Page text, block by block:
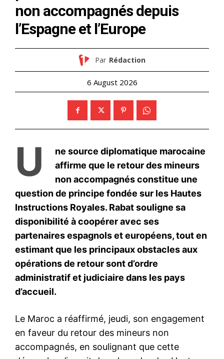
le1.ma
l'intelligence de
l'information
S'ABONNER MAINTENANT
À propos
Nous contacter